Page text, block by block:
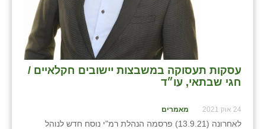
עסקות תעסוקה במשבצות יישובים חקלאיים /
חגי שבתאי, עו״ד
24 אוק 2021 מאמרים
לאחרונה (13.9.21) פרסמה הנהלת רמ"י נוסח חדש לנוהל